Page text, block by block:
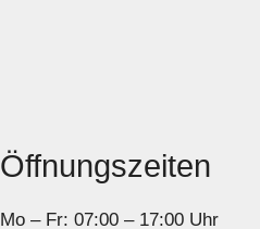
Öffnungszeiten
Mo – Fr: 07:00 – 17:00 Uhr